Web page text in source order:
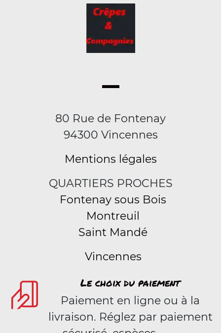
80 Rue de Fontenay
94300 Vincennes
Mentions légales
QUARTIERS PROCHES
Fontenay sous Bois
Montreuil
Saint Mandé
Vincennes
Le choix du paiement
Paiement en ligne ou à la
livraison. Réglez par paiement